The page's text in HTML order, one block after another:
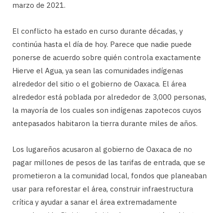
marzo de 2021.
El conflicto ha estado en curso durante décadas, y
continúa hasta el día de hoy. Parece que nadie puede
ponerse de acuerdo sobre quién controla exactamente
Hierve el Agua, ya sean las comunidades indígenas
alrededor del sitio o el gobierno de Oaxaca. El área
alrededor está poblada por alrededor de 3,000 personas,
la mayoría de los cuales son indígenas zapotecos cuyos
antepasados ​​habitaron la tierra durante miles de años.
Los lugareños acusaron al gobierno de Oaxaca de no
pagar millones de pesos de las tarifas de entrada, que se
prometieron a la comunidad local, fondos que planeaban
usar para reforestar el área, construir infraestructura
crítica y ayudar a sanar el área extremadamente